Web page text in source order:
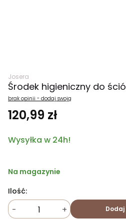
Josera
Środek higieniczny do
brak opinii - dodaj swoją
120,99 zł
Wysyłka w 24h!
Na magazynie
Ilość:
- +